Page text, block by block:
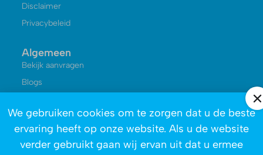
Disclaimer
Privacybeleid
Algemeen
Bekijk aanvragen
Blogs
Reviews
Over ons
We gebruiken cookies om te zorgen dat u de beste
ervaring heeft op onze website. Als u de website
verder gebruikt gaan wij ervan uit dat u ermee